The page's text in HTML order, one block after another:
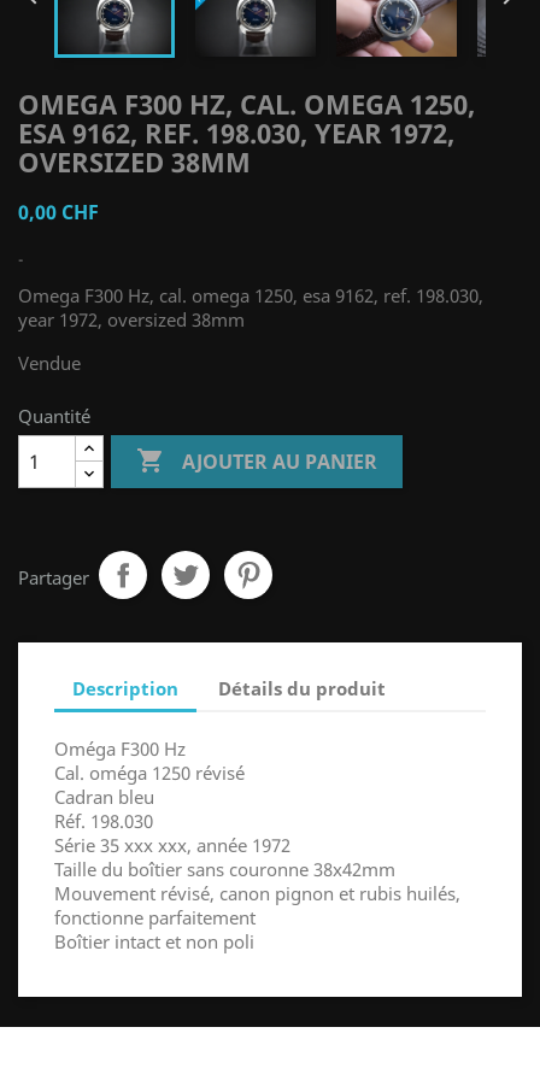
OMEGA F300 HZ, CAL. OMEGA 1250,
ESA 9162, REF. 198.030, YEAR 1972,
OVERSIZED 38MM
0,00 CHF
-
Omega F300 Hz, cal. omega 1250, esa 9162, ref. 198.030,
year 1972, oversized 38mm
Vendue
Quantité
 AJOUTER AU PANIER
Partager
Description Détails du produit
Oméga F300 Hz
Cal. oméga 1250 révisé
Cadran bleu
Réf. 198.030
Série 35 xxx xxx, année 1972
Taille du boîtier sans couronne 38x42mm
Mouvement révisé, canon pignon et rubis huilés,
fonctionne parfaitement
Boîtier intact et non poli